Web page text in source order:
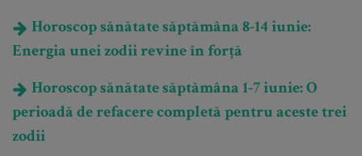
Horoscop sănătate săptămâna 8-14 iunie:
Energia unei zodii revine în forță
Horoscop sănătate săptămâna 1-7 iunie: O
perioadă de refacere completă pentru aceste trei
zodii